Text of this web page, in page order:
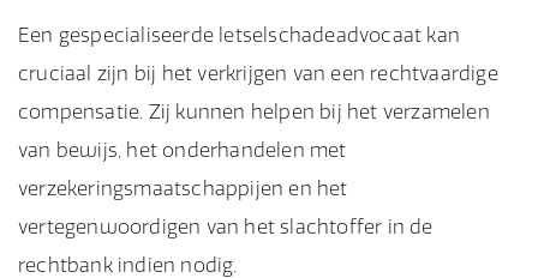
Een gespecialiseerde letselschadeadvocaat kan
cruciaal zijn bij het verkrijgen van een rechtvaardige
compensatie. Zij kunnen helpen bij het verzamelen
van bewijs, het onderhandelen met
verzekeringsmaatschappijen en het
vertegenwoordigen van het slachtoffer in de
rechtbank indien nodig.